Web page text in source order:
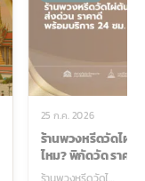
25 ก.ค. 2026
ร้านพวงหรีดวัดไผ่
ไหม? พิกัดวัด ราคา